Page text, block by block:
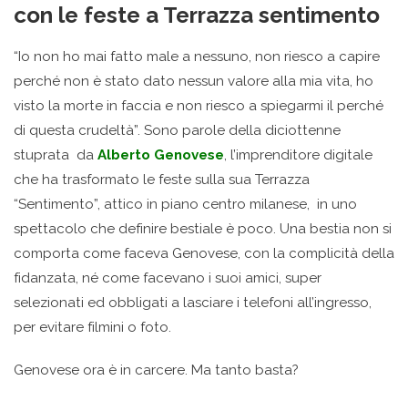
con le feste a Terrazza sentimento
“Io non ho mai fatto male a nessuno, non riesco a capire
perché non è stato dato nessun valore alla mia vita, ho
visto la morte in faccia e non riesco a spiegarmi il perché
di questa crudeltà”. Sono parole della diciottenne
stuprata da Alberto Genovese, l’imprenditore digitale
che ha trasformato le feste sulla sua Terrazza
“Sentimento”, attico in piano centro milanese, in uno
spettacolo che definire bestiale è poco. Una bestia non si
comporta come faceva Genovese, con la complicità della
fidanzata, né come facevano i suoi amici, super
selezionati ed obbligati a lasciare i telefoni all’ingresso,
per evitare filmini o foto.
Genovese ora è in carcere. Ma tanto basta?